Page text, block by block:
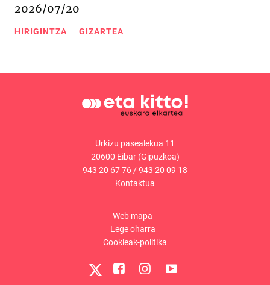
2026/07/20
HIRIGINTZA GIZARTEA
Urkizu pasealekua 11
20600 Eibar (Gipuzkoa)
943 20 67 76/943 20 09 18
Kontaktua
Web mapa
Lege oharra
Cookieak-politika